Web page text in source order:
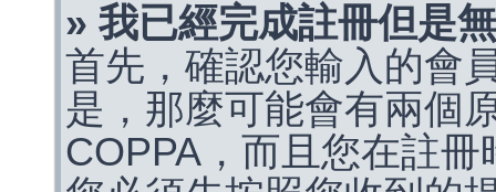
» 我已經完成註冊但是
首先，確認您輸入的會
是，那麼可能會有兩個
COPPA，而且您在註